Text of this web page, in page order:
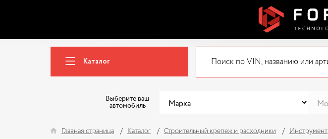
Каталог
Выберите ваш
автомобиль
Главная страница Каталог Строительный крепеж и расходники Инструмент